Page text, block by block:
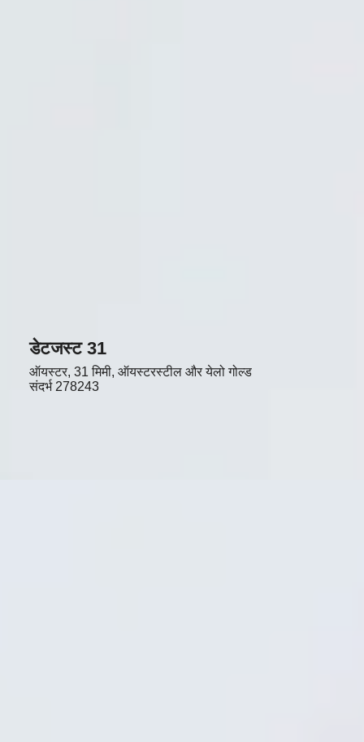
डेटजस्ट 31
ऑयस्टर, 31 मिमी, ऑयस्टरस्टील और येलो गोल्ड
संदर्भ 278243